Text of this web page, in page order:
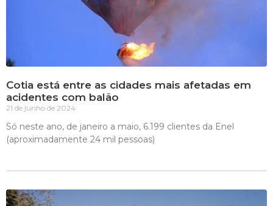
Cotia está entre as cidades mais afetadas em
acidentes com balão
21 de junho de 2024
Só neste ano, de janeiro a maio, 6.199 clientes da Enel
(aproximadamente 24 mil pessoas)